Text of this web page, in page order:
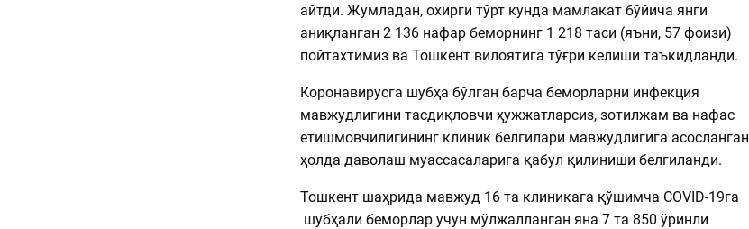
айтди. Жумладан, охирги тўрт кунда мамлакат бўйича янги
аниқланган 2 136 нафар беморнинг 1 218 таси (яъни, 57 фоизи)
пойтахтимиз ва Тошкент вилоятига тўғри келиши таъкидланди.
Коронавирусга шубҳа бўлган барча беморларни инфекция
мавжудлигини тасдиқловчи ҳужжатларсиз, зотилжам ва нафас
етишмовчилигининг клиник белгилари мавжудлигига асосланган
ҳолда даволаш муассасаларига қабул қилиниши белгиланди.
Тошкент шаҳрида мавжуд 16 та клиникага қўшимча COVID-19га
шубҳали беморлар учун мўлжалланган яна 7 та 850 ўринли